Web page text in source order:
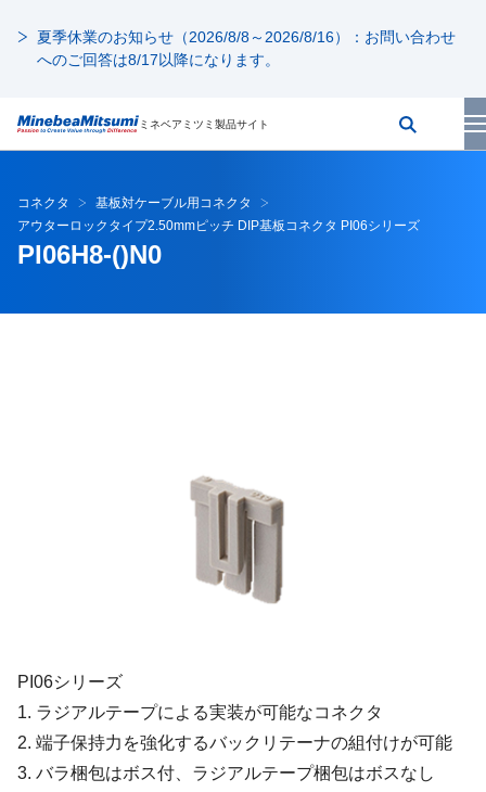
夏季休業のお知らせ（2026/8/8～2026/8/16）：お問い合わせ
へのご回答は8/17以降になります。
ミネベアミツミ製品サイト
コネクタ
基板対ケーブル用コネクタ
アウターロックタイプ2.50mmピッチ DIP基板コネクタ PI06シリーズ
PI06H8-()N0
PI06シリーズ
1. ラジアルテープによる実装が可能なコネクタ
2. 端子保持力を強化するバックリテーナの組付けが可能
3. バラ梱包はボス付、ラジアルテープ梱包はボスなし